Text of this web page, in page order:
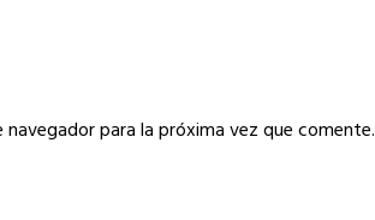
para la próxima vez que comente.